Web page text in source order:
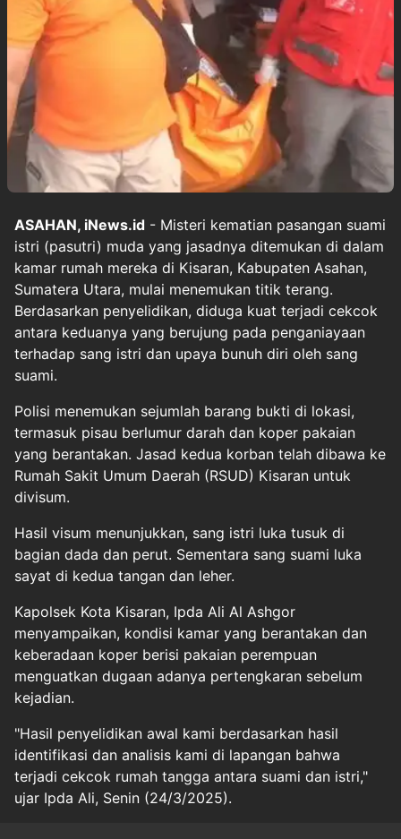
ASAHAN, iNews.id - Misteri kematian pasangan suami
istri (pasutri) muda yang jasadnya ditemukan di dalam
kamar rumah mereka di Kisaran, Kabupaten Asahan,
Sumatera Utara, mulai menemukan titik terang.
Berdasarkan penyelidikan, diduga kuat terjadi cekcok
antara keduanya yang berujung pada penganiayaan
terhadap sang istri dan upaya bunuh diri oleh sang
suami.
Polisi menemukan sejumlah barang bukti di lokasi,
termasuk pisau berlumur darah dan koper pakaian
yang berantakan. Jasad kedua korban telah dibawa ke
Rumah Sakit Umum Daerah (RSUD) Kisaran untuk
divisum.
Hasil visum menunjukkan, sang istri luka tusuk di
bagian dada dan perut. Sementara sang suami luka
sayat di kedua tangan dan leher.
Kapolsek Kota Kisaran, Ipda Ali Al Ashgor
menyampaikan, kondisi kamar yang berantakan dan
keberadaan koper berisi pakaian perempuan
menguatkan dugaan adanya pertengkaran sebelum
kejadian.
"Hasil penyelidikan awal kami berdasarkan hasil
identifikasi dan analisis kami di lapangan bahwa
terjadi cekcok rumah tangga antara suami dan istri,"
ujar Ipda Ali, Senin (24/3/2025).